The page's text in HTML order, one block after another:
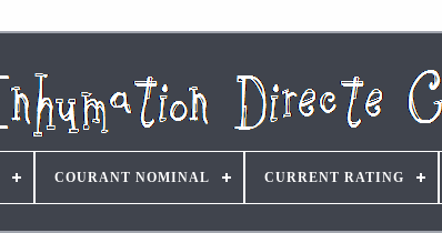
COURANT NOMINAL CURRENT RATING